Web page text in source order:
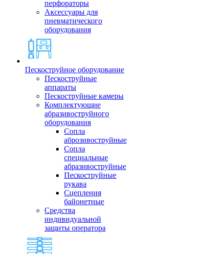
перфораторы
Аксессуары для
пневматического
оборудования
Пескоструйное оборудование
Пескоструйные
аппараты
Пескоструйные камеры
Комплектующие
абразивоструйного
оборудования
Сопла
аброзивоструйные
Сопла
специальные
абразивоструйные
Пескоструйные
рукава
Сцепления
байонетные
Средства
индивидуальной
защиты оператора